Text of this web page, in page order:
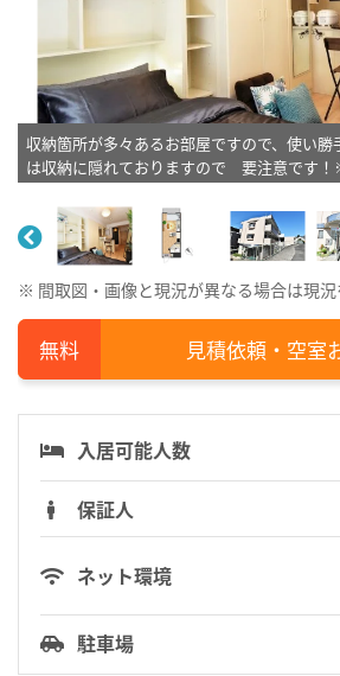
収納箇所が多々あるお部屋ですので、使い
は収納に隠れておりますので 要注意です
などは写真用です。
※ 間取図・画像と現況が異なる場合は現況
見積依頼・空室
入居可能人数
保証人
ネット環境
駐車場